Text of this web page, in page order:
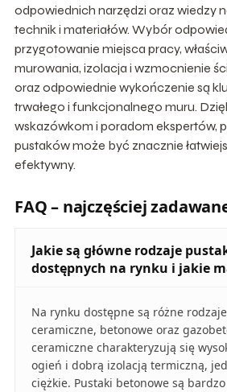
odpowiednich narzędzi oraz wiedzy
technik i materiałów. Wybór
przygotowanie miejsca pracy,
murowania, izolacja i wzmocnienie
oraz odpowiednie wykończenie są
trwałego i funkcjonalnego muru.
wskazówkom i poradom ekspertów,
pustaków może być znacznie
efektywny.
FAQ – najczęściej
Jakie są główne rodzaje
dostępnych na rynku i jakie
Na rynku dostępne są różne
ceramiczne, betonowe oraz
ceramiczne charakteryzują się
ogień i dobrą izolacją termiczną,
ciężkie. Pustaki betonowe są